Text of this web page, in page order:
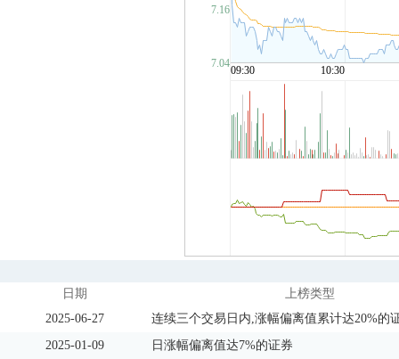
日期
上榜类型
2025-06-27
连续三个交易日内,涨幅偏离值累计达20%的
2025-01-09
日涨幅偏离值达7%的证券